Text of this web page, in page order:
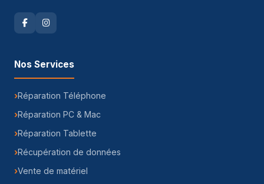
Nos Services
Réparation Téléphone
Réparation PC & Mac
Réparation Tablette
Récupération de données
Vente de matériel